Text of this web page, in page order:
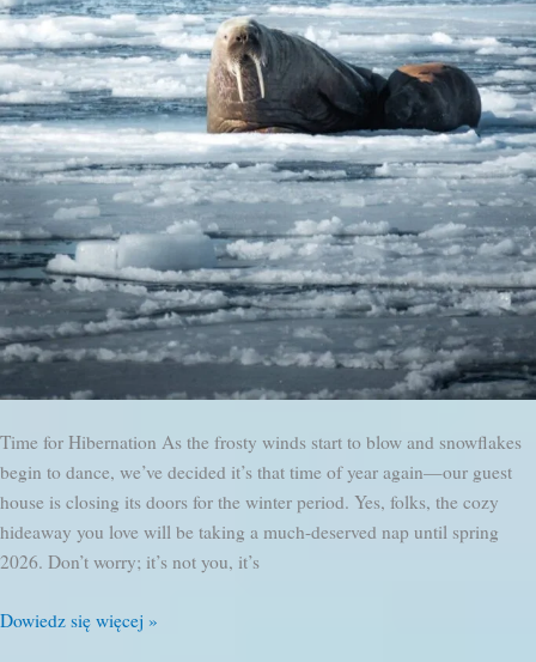
Time for Hibernation As the frosty winds start to blow and snowflakes
begin to dance, we’ve decided it’s that time of year again—our guest
house is closing its doors for the winter period. Yes, folks, the cozy
hideaway you love will be taking a much-deserved nap until spring
2026. Don’t worry; it’s not you, it’s
Nadchodzi
Dowiedz się więcej »